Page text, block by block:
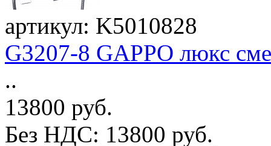
артикул: K5010828
G3207-8 GAPPO люкс
..
13800 руб.
Без НДС: 13800 руб.